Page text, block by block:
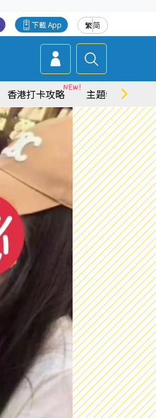
繁简
下載 App
香港打卡攻略 主題特集